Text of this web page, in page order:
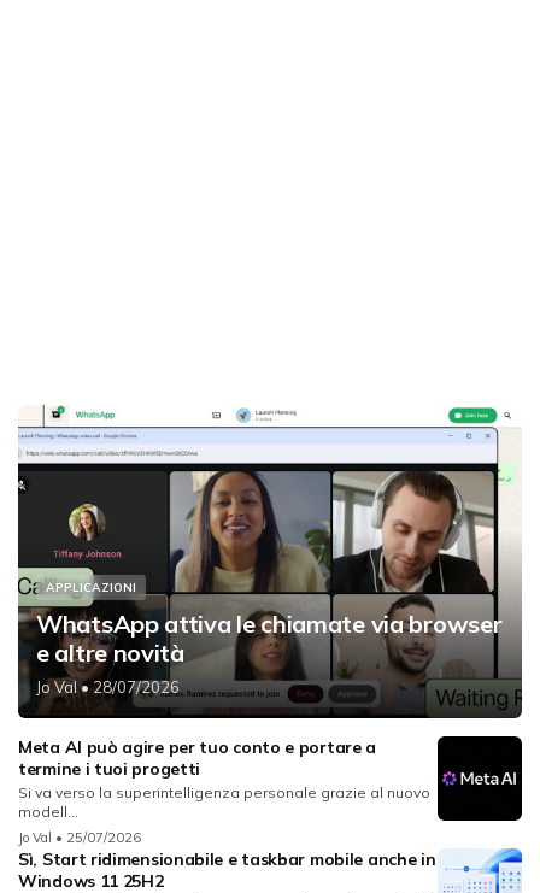
APPLICAZIONI
WhatsApp attiva le chiamate via browser
e altre novità
Jo Val• 28/07/2026
Meta AI può agire per tuo conto e portare a
termine i tuoi progetti
Si va verso la superintelligenza personale grazie al nuovo
modell...
Jo Val • 25/07/2026
Sì, Start ridimensionabile e taskbar mobile anche in
Windows 11 25H2